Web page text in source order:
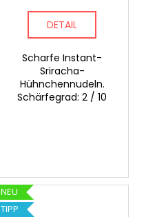
DETAIL
Scharfe Instant-
Sriracha-
Hühnchennudeln.
Schärfegrad: 2 / 10
NEU
TIPP